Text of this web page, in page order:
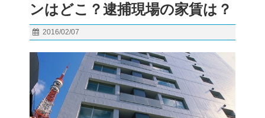
ンはどこ？逮捕現場の家賃は？
2016/02/07